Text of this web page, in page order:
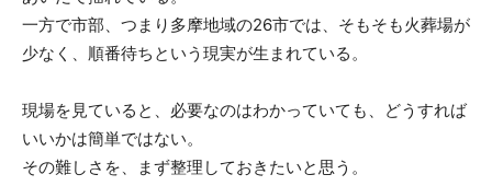
一方で市部、つまり多摩地域の26市では、そもそも火葬場が
少なく、順番待ちという現実が生まれている。
現場を見ていると、必要なのはわかっていても、どうすれば
いいかは簡単ではない。
その難しさを、まず整理しておきたいと思う。